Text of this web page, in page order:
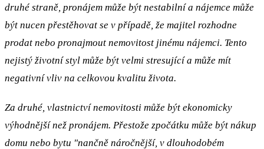
druhé straně, pronájem může být nestabilní a nájemce může
být nucen přestěhovat se v případě, že majitel rozhodne
prodat nebo pronajmout nemovitost jinému nájemci. Tento
nejistý životní styl může být velmi stresující a může mít
negativní vliv na celkovou kvalitu života.
Za druhé, vlastnictví nemovitosti může být ekonomicky
výhodnější než pronájem. Přestože zpočátku může být nákup
domu nebo bytu "nančně náročnější, v dlouhodobém